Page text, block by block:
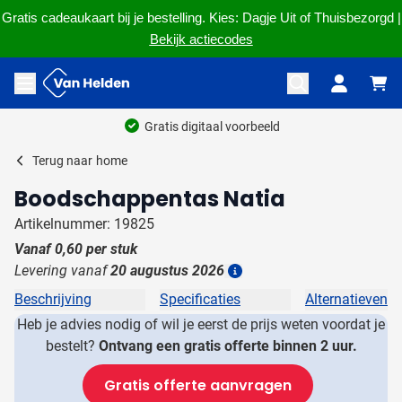
Gratis cadeaukaart bij je bestelling. Kies: Dagje Uit of Thuisbezorgd |
Bekijk actiecodes
Ga naar de inhoud
Menu openen
Gratis digitaal voorbeeld
Terug naar home
Boodschappentas Natia
Artikelnummer: 19825
Vanaf0,60 per stuk
Levering vanaf20 augustus 2026
Beschrijving Specificaties
Alternatieven
Heb je advies nodig of wil je eerst de prijs weten voordat je
bestelt? Ontvang een gratis offerte binnen 2 uur.
Gratis offerte aanvragen